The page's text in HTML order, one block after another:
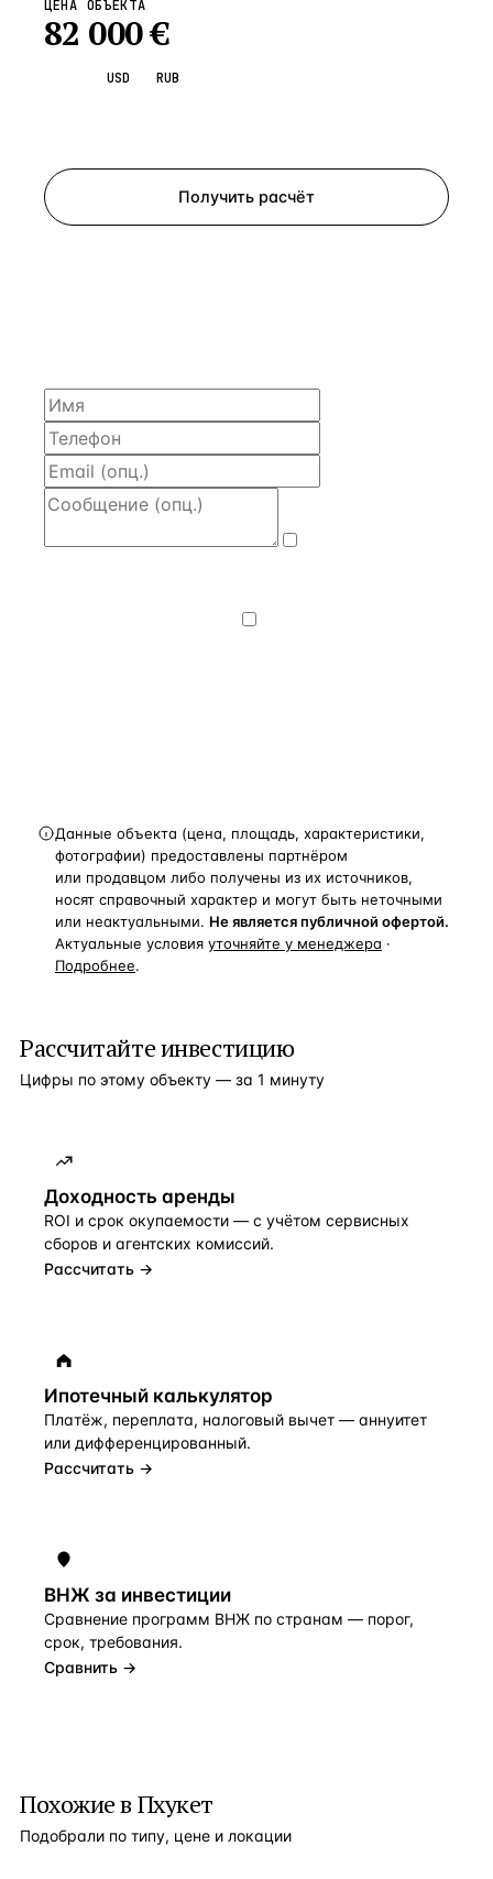
ЦЕНА ОБЪЕКТА
82 000€
USD RUB
Получить расчёт
Данные объекта (цена, площадь, характеристики,
фотографии) предоставлены партнёром
или продавцом либо получены из их источников,
носят справочный характер и могут быть неточными
или неактуальными. Не является публичной офертой.
Актуальные условия уточняйте у менеджера ·
Подробнее.
Рассчитайте инвестицию
Цифры по этому объекту — за 1 минуту
Доходность аренды
ROI и срок окупаемости — с учётом сервисных
сборов и агентских комиссий.
Рассчитать →
Ипотечный калькулятор
Платёж, переплата, налоговый вычет — аннуитет
или дифференцированный.
Рассчитать →
ВНЖ за инвестиции
Сравнение программ ВНЖ по странам — порог,
срок, требования.
Сравнить →
Похожие в Пхукет
Подобрали по типу, цене и локации